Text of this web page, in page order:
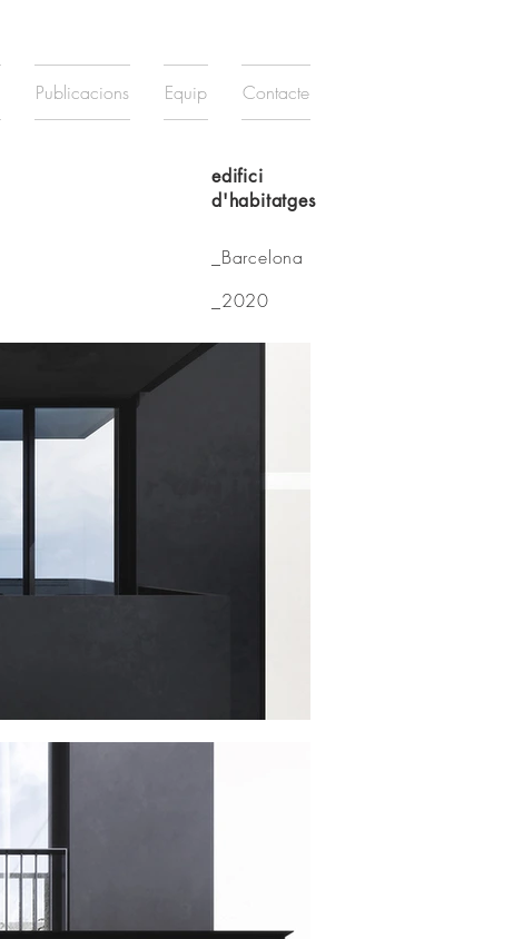
Publicacions Equip Contacte
edifici
d'habitatges
_Barcelona
_2020